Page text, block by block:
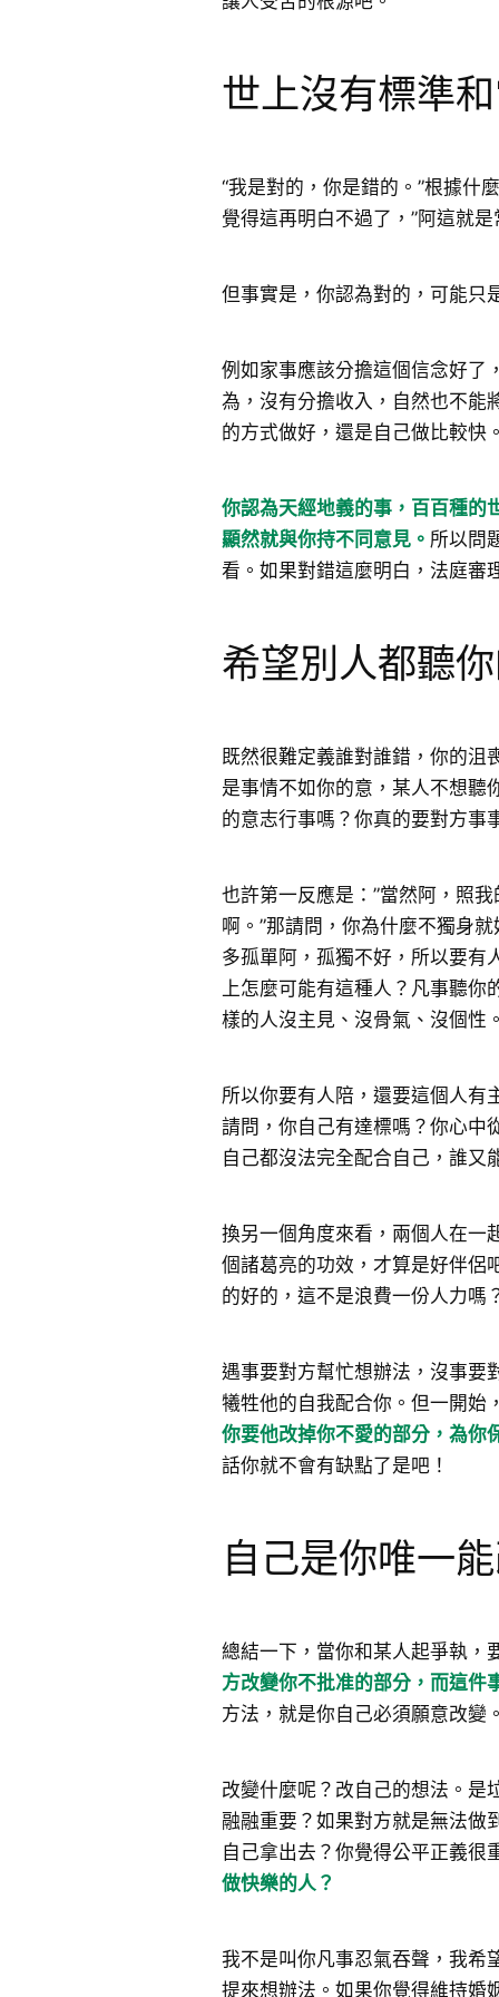
世上沒有標準
“我是對的，你是錯的。”根據什
覺得這再明白不過了，”阿這就
但事實是，你認為對的，可能只
例如家事應該分擔這個信念好了
為，沒有分擔收入，自然也不能
的方式做好，還是自己做比較快
你認為天經地義的事，百百種的
顯然就與你持不同意見。 所以問
看。如果對錯這麼明白，法庭審
希望別人都聽
既然很難定義誰對誰錯，你的沮
是事情不如你的意，某人不想聽
的意志行事嗎？你真的要對方事
也許第一反應是：”當然阿，照
啊。”那請問，你為什麼不獨身
多孤單阿，孤獨不好，所以要有
上怎麼可能有這種人？凡事聽你
樣的人沒主見、沒骨氣、沒個性
所以你要有人陪，還要這個人有
請問，你自己有達標嗎？你心中
自己都沒法完全配合自己，誰又
換另一個角度來看，兩個人在一
個諸葛亮的功效，才算是好伴侶
的好的，這不是浪費一份人力嗎
遇事要對方幫忙想辦法，沒事要
犧牲他的自我配合你。但一開始
你要他改掉你不愛的部分，為你
話你就不會有缺點了是吧！
自己是你唯一
總結一下，當你和某人起爭執，
方改變你不批准的部分，而這件
方法，就是你自己必須願意改變
改變什麼呢？改自己的想法。是
融融重要？如果對方就是無法做
自己拿出去？你覺得公平正義很
做快樂的人？
我不是叫你凡事忍氣吞聲，我希
提來想辦法。如果你覺得維持婚